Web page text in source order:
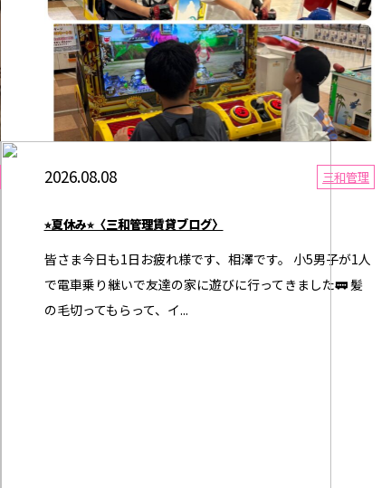
2026.08.08 三和管理
⭐︎夏休み⭐︎〈三和管理賃貸ブログ〉
皆さま今日も1日お疲れ様です、相澤です。 小5男子が1人
で電車乗り継いで友達の家に遊びに行ってきました🚃 髪
の毛切ってもらって、イ...